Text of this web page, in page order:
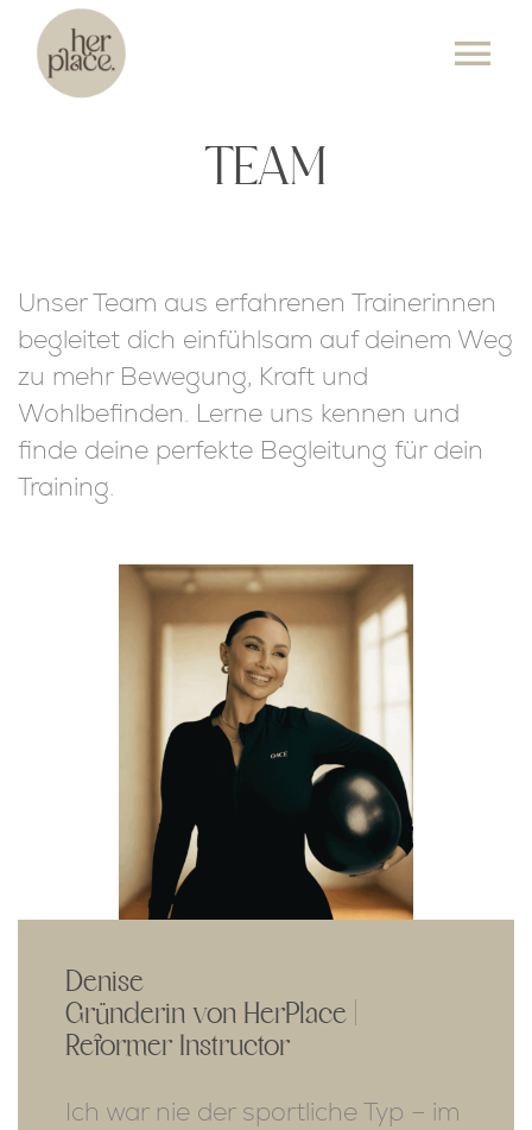
Skip
content
ÜBER UNS
EVENTS
KONTAKT
TEAM
Unser Team aus erfahrenen Trainerinnen
begleitet dich einfühlsam auf deinem Weg
zu mehr Bewegung, Kraft und
Wohlbefinden. Lerne uns kennen und
finde deine perfekte Begleitung für dein
Training.
Denise
Gründerin von HerPlace |
Reformer Instructor
Ich war nie der sportliche Typ – im